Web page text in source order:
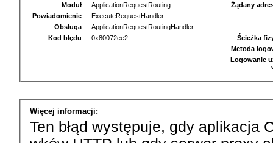
Moduł
ApplicationRequestRouting
Powiadomienie
ExecuteRequestHandler
Obsługa
ApplicationRequestRoutingHandler
Kod błędu
0x80072ee2
Żądany
Ścieżka
Metoda
Logowanie
Więcej informacji:
Ten błąd występuje, gdy aplikacja